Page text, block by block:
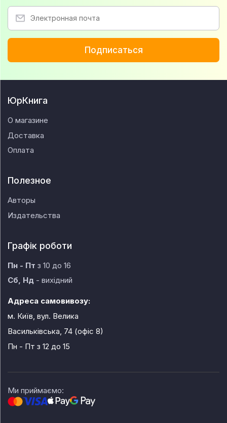
Подписаться
ЮрКнига
О магазине
Доставка
Оплата
Полезное
Авторы
Издательства
Графік роботи
Пн - Пт з 10 до 16
Сб, Нд - вихідний
Адреса самовивозу:
м. Київ, вул. Велика
Васильківська, 74 (офіс 8)
Пн - Пт з 12 до 15
Ми приймаємо: